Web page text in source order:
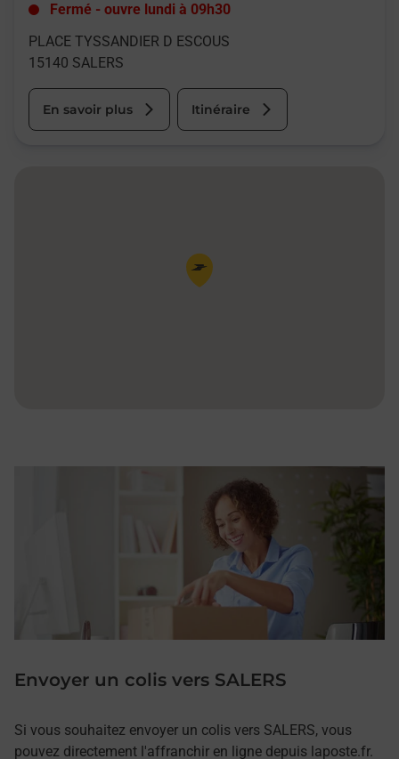
Fermé - ouvre lundi à 09h30
PLACE TYSSANDIER D ESCOUS
15140 SALERS
En savoir plus Itinéraire
Pin de la carte
Envoyer un colis vers SALERS
Si vous souhaitez envoyer un colis vers SALERS, vous
pouvez directement l'affranchir en ligne depuis laposte.fr.